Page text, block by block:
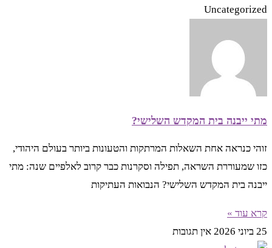
Uncategorized
מתי ייבנה בית המקדש השלישי?
זוהי כנראה אחת השאלות המרתקות והטעונות ביותר בעולם היהודי,
כזו שמעוררת השראה, תפילה וסקרנות כבר קרוב לאלפיים שנה: מתי
ייבנה בית המקדש השלישי? הנבואות העתיקות
קרא עוד »
25 ביוני 2026
אין תגובות